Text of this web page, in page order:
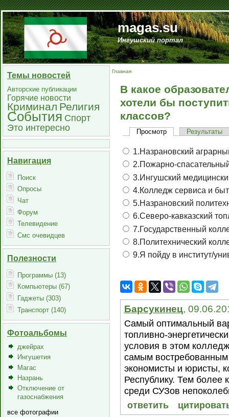
magas.su
Ингушский портал
Темы новостей
Авторские публикации
Горячие новости
Криминал Религия
События Спорт
Это интересно
Навигация
Поиск
Опросы
Чат
Форум
Телевидение
Смс очевидцев
Полезности
Программы (13)
Компьютеры (67)
Гаджеты (303)
Транспорт (140)
Фотоальбомы
джейрах
Ингушетия
Магас
Назрань
Отключение от
газоснабжения
все фотографии
Главная
В какое
хотели бы
классов?
Просмотр Результаты
1.Назрановский
2.Пожарно-
3.Ингушский
4.Колледж сервиса и
5.Назрановский
6.Северо-кавказский
7.Государственный
8.Политехнический
9.Я пойду в институт/
Барсукинец,
Самый оптимальный
топливно-
условия в этом
самым
экономисты и юристы,
Республику. Тем более
среди СУЗов
ответить